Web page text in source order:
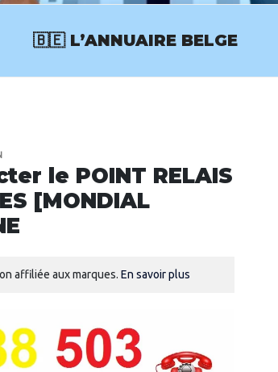
🇧🇪 L’ANNUAIRE BELGE
le POINT RELAIS
[MONDIAL
affiliée aux marques. En savoir plus